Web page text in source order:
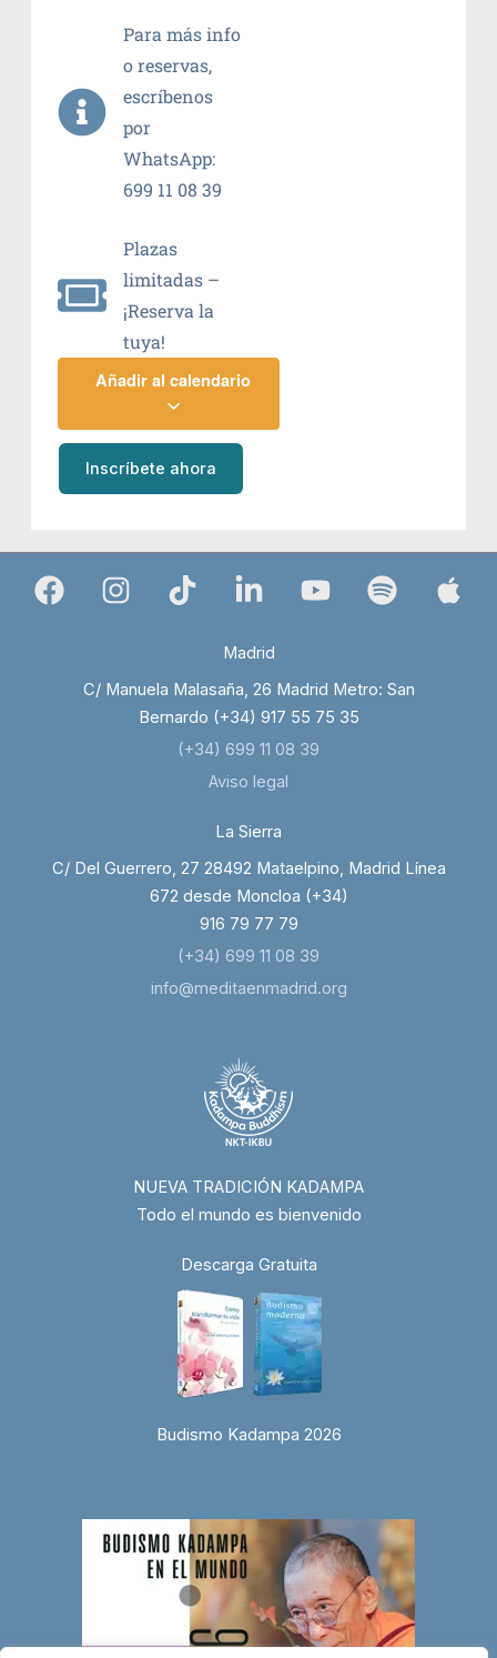
Para más info
o reservas,
escríbenos
por
WhatsApp:
699 11 08 39
Plazas
limitadas –
¡Reserva la
tuya!
Inscríbete ahora
Madrid
C/ Manuela Malasaña, 26 Madrid Metro: San
Bernardo (+34) 917 55 75 35
(+34) 699 11 08 39
Aviso legal
La Sierra
C/ Del Guerrero, 27 28492 Mataelpino, Madrid Línea
672 desde Moncloa (+34)
916 79 77 79
(+34) 699 11 08 39
info@meditaenmadrid.org
NUEVA TRADICIÓN KADAMPA
Todo el mundo es bienvenido
Descarga Gratuita
Budismo Kadampa 2026